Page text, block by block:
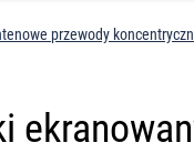
przewody